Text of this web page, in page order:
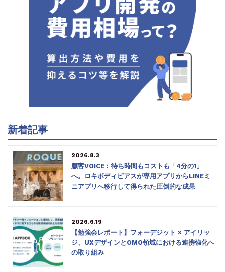
新着記事
2026.8.3
顧客VOICE：待ち時間もコストも「4分の1」
へ。ロキボディピアスが専用アプリからLINEミ
ニアプリへ移行して得られた圧倒的な成果
2026.6.19
【勉強会レポート】フォーデジット × アイリッ
ジ、UXデザインとOMO領域における連携強化へ
の取り組み